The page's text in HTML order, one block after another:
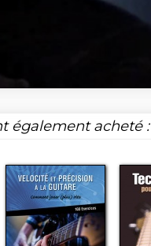
également acheté :